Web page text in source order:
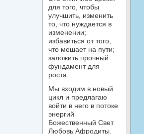
для того, чтобы
улучшить, изменить
то, что нуждается в
изменении;
избавиться от того,
что мешает на пути;
заложить прочный
фундамент для
роста.
Мы входим в новый
цикл и предлагаю
войти в него в потоке
энергий
Божественный Свет
Любовь Афродиты.